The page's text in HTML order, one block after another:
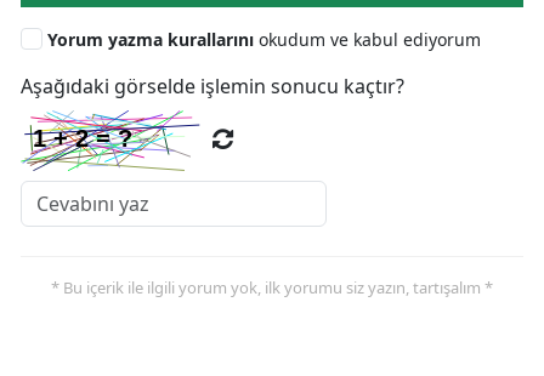
Yorum yazma kurallarını okudum ve kabul ediyorum
Aşağıdaki görselde işlemin sonucu kaçtır?
* Bu içerik ile ilgili yorum yok, ilk yorumu siz yazın, tartışalım *